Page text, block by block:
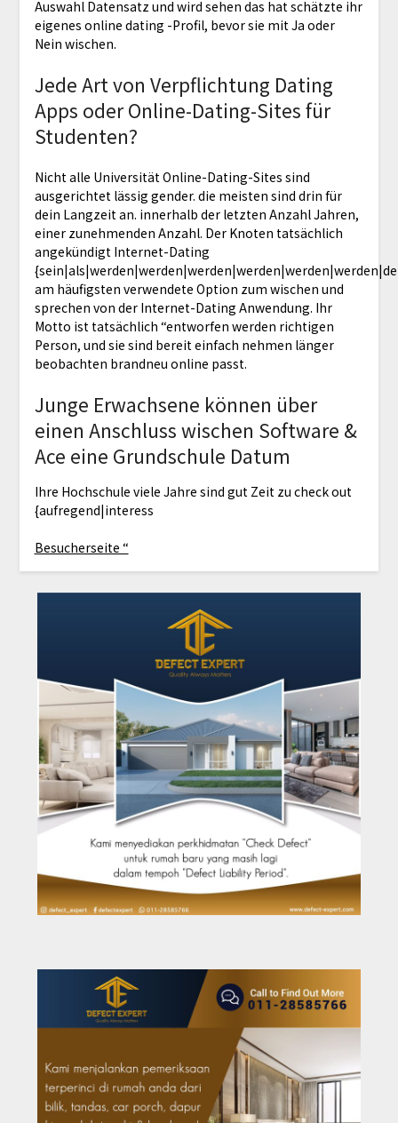
Auswahl Datensatz und wird sehen das hat schätzte ihr
eigenes online dating -Profil, bevor sie mit Ja oder
Nein wischen.
Jede Art von Verpflichtung Dating
Apps oder Online-Dating-Sites für
Studenten?
Nicht alle Universität Online-Dating-Sites sind
ausgerichtet lässig gender. die meisten sind drin für
dein Langzeit an. innerhalb der letzten Anzahl Jahren,
einer zunehmenden Anzahl. Der Knoten tatsächlich
angekündigt Internet-Dating
am häufigsten verwendete Option zum wischen und
sprechen von der Internet-Dating Anwendung. Ihr
Motto ist tatsächlich “entworfen werden richtigen
Person, und sie sind bereit einfach nehmen länger
beobachten brandneu online passt.
Junge Erwachsene können über
einen Anschluss wischen Software &
Ace eine Grundschule Datum
Ihre Hochschule viele Jahre sind gut Zeit zu check out
{aufregend|interess
Besucherseite “